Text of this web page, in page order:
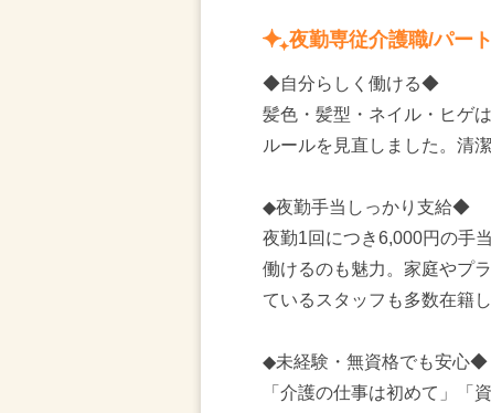
夜勤専従介護職/パー
◆自分らしく働ける◆
髪色・髪型・ネイル・ヒゲ
ルールを見直しました。清
◆夜勤手当しっかり支給◆
夜勤1回につき6,000円の手
働けるのも魅力。家庭やプ
ているスタッフも多数在籍し
◆未経験・無資格でも安心◆
「介護の仕事は初めて」「